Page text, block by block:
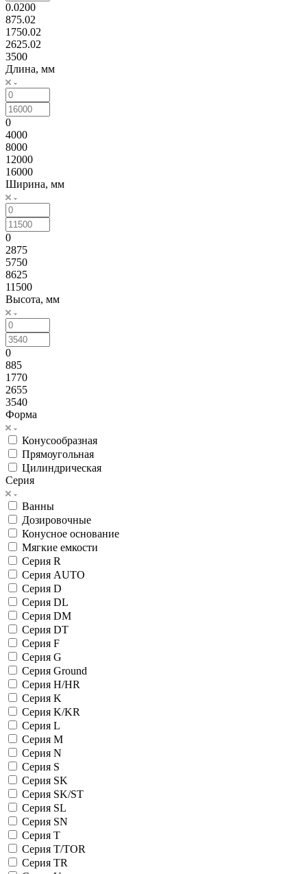
0.0200
875.02
1750.02
2625.02
3500
Длина, мм
0
4000
8000
12000
16000
Ширина, мм
0
2875
5750
8625
11500
Высота, мм
0
885
1770
2655
3540
Форма
Конусообразная
Прямоугольная
Цилиндрическая
Серия
Ванны
Дозировочные
Конусное основание
Мягкие емкости
Серия R
Серия AUTO
Серия D
Серия DL
Серия DM
Серия DT
Серия F
Серия G
Серия Ground
Серия H/HR
Серия K
Серия K/KR
Серия L
Серия M
Серия N
Серия S
Серия SK
Серия SK/ST
Серия SL
Серия SN
Серия T
Серия T/TOR
Серия TR